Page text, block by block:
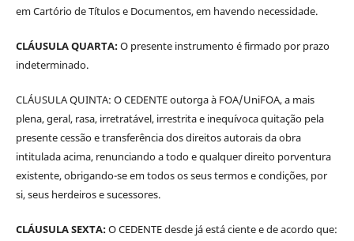
em Cartório de Títulos e Documentos, em havendo necessidade.
CLÁUSULA QUARTA:O presente instrumento é firmado por prazo
indeterminado.
CLÁUSULA QUINTA: O CEDENTE outorga à FOA/UniFOA, a mais
plena, geral, rasa, irretratável, irrestrita e inequívoca quitação pela
presente cessão e transferência dos direitos autorais da obra
intitulada acima, renunciando a todo e qualquer direito porventura
existente, obrigando-se em todos os seus termos e condições, por
si, seus herdeiros e sucessores.
CLÁUSULA SEXTA:O CEDENTE desde já está ciente e de acordo que: